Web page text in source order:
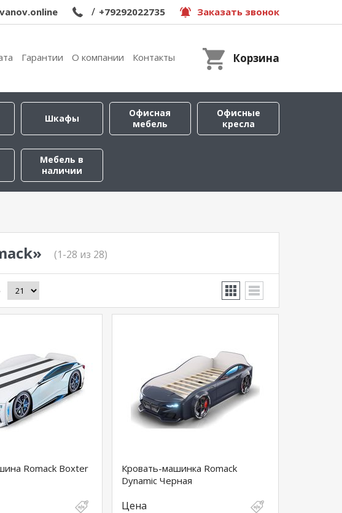
/ +79292022735 Заказать звонок
Гарантии О компании Контакты Корзина
Шкафы
Офисная
мебель
Офисные
кресла
Мебель в
наличии
(1-28 из 28)
Romack Boxter
Кровать-машинка Romack
Dynamic Черная
Цена